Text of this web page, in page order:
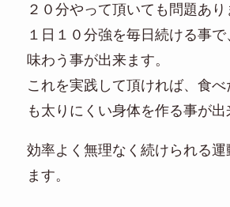
２０分やって頂いても問題あり
１日１０分強を毎日続ける事
味わう事が出来ます。
これを実践して頂ければ、食
も太りにくい身体を作る事が出
効率よく無理なく続けられる運
ます。